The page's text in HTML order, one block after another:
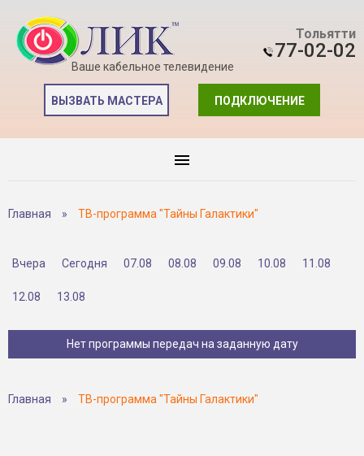
Ваше кабельное телевидение
Тольятти
77-02-02
ПОДКЛЮЧЕНИЕ
ВЫЗВАТЬ МАСТЕРА
Главная » ТВ-программа "Тайны Галактики"
Вчера Сегодня 07.08 08.08 09.08 10.08 11.08
12.08 13.08
Нет программы передач на заданную дату
Главная » ТВ-программа "Тайны Галактики"